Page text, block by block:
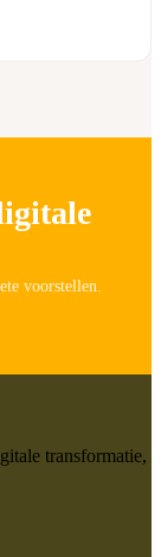
voorstellen.
transformatie,